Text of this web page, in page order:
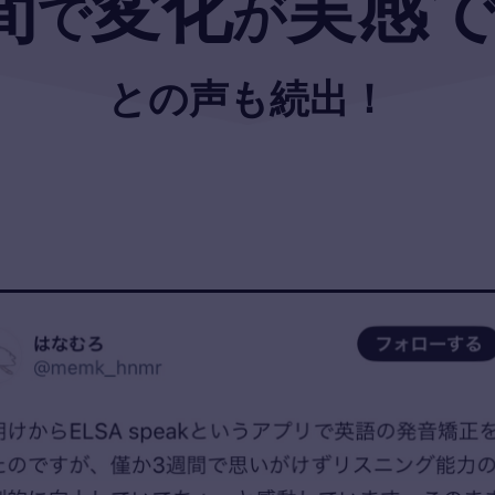
で が
との声も続出！